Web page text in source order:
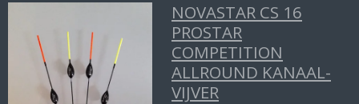
NOVASTAR CS 16
PROSTAR
COMPETITION
ALLROUND KANAAL-
VIJVER